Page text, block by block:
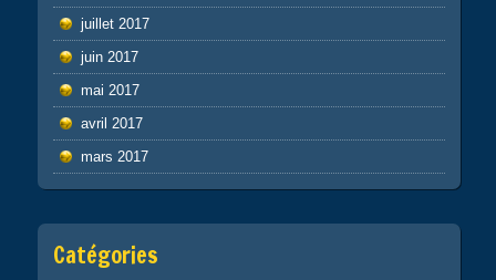
juillet 2017
juin 2017
mai 2017
avril 2017
mars 2017
Catégories